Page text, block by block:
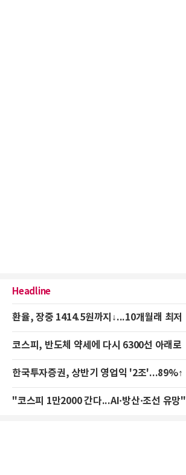
Headline
환율, 장중 1414.5원까지↓...10개월래 최저
코스피, 반도체 약세에 다시 6300선 아래로
한국투자증권, 상반기 영업익 '2조'...89%↑
"코스피 1만2000 간다...AI·방산·조선 유망"